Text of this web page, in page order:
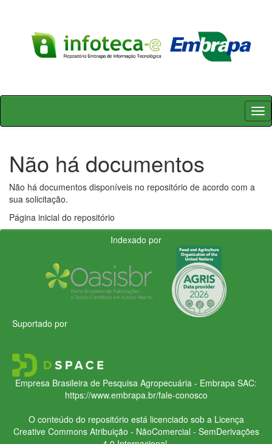
Skip
Não há documentos
Não há documentos disponíveis no repositório de acordo com a
sua solicitação.
Página inicial do repositório
Indexado por
Suportado por
Empresa Brasileira de Pesquisa Agropecuária - Embrapa SAC:
https://www.embrapa.br/fale-conosco
O conteúdo do repositório está licenciado sob a Licença
Creative CommonsAtribuição - NãoComercial - SemDerivações